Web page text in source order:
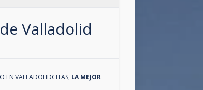
Valladolid
EN VALLADOLIDCITAS, LA MEJOR